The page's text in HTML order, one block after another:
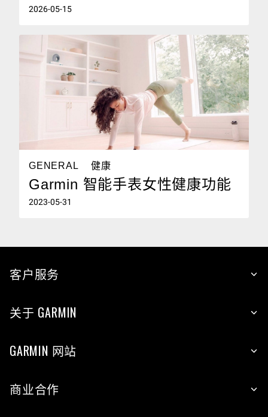
2026-05-15
GENERAL 健康
Garmin 智能手表女性健康功能
2023-05-31
客户服务
关于 GARMIN
GARMIN 网站
商业合作